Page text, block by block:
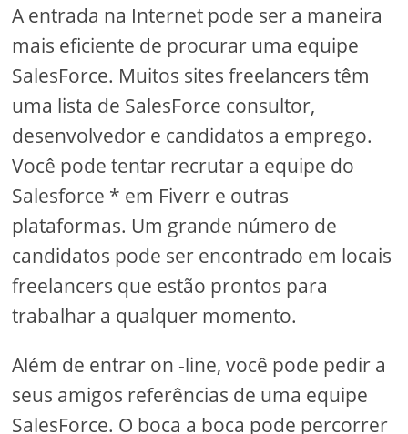
A entrada na Internet pode ser a maneira
mais eficiente de procurar uma equipe
SalesForce. Muitos sites freelancers têm
uma lista de SalesForce consultor,
desenvolvedor e candidatos a emprego.
Você pode tentar recrutar a equipe do
Salesforce * em Fiverr e outras
plataformas. Um grande número de
candidatos pode ser encontrado em locais
freelancers que estão prontos para
trabalhar a qualquer momento.
Além de entrar on -line, você pode pedir a
seus amigos referências de uma equipe
SalesForce. O boca a boca pode percorrer